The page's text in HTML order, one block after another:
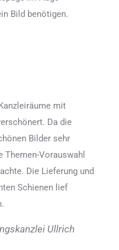
Bild benötigen.
mit
Da die
Bilder sehr
Vorauswahl
Die Lieferung und
Schienen lief
Ullrich